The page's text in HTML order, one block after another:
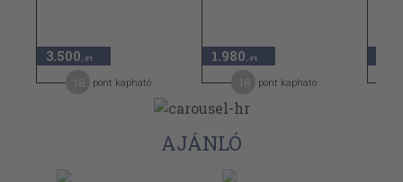
3.500 ,-Ft
pont kapható
1.980 ,-Ft
pont kapható
AJÁNLÓ